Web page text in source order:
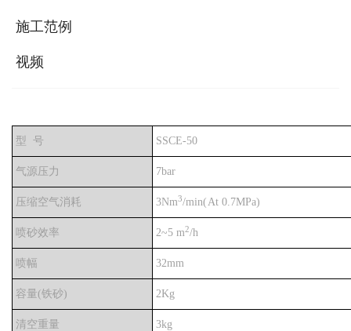
施工范例
视频
型 号 SSCE-50
气源压力 7bar
压缩空气消耗 3Nm3/min(At 0.7MPa)
喷砂效率 2~5 m2/h
喷幅 32mm
容量(铁砂) 2Kg
清空重量 3kg